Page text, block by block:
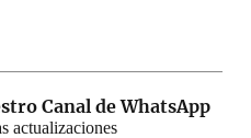
Canal de WhatsApp
actualizaciones